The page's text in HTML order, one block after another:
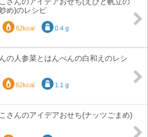
め)のレシピ
62kcal 0.4 g
の人参菜とはんぺんの白和えのレシ
62kcal 1.1 g
さんのアイデアおせち(ナッツごまめ)